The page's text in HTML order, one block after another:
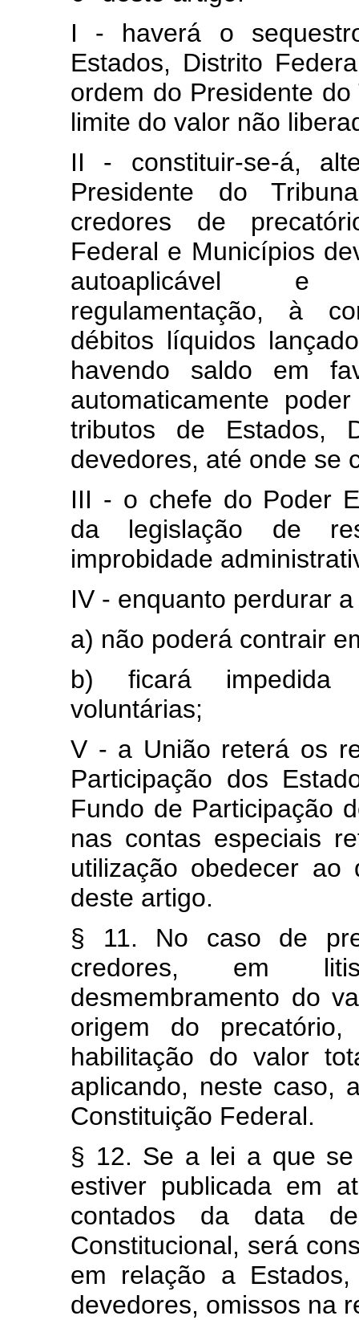
I - haverá o
Estados, Distrito
ordem do Presidente
limite do valor não
II - constituir-se-á,
Presidente do
credores de
Federal e Municípios
autoaplicável e
regulamentação, à
débitos líquidos
havendo saldo em
automaticamente
tributos de Estados,
devedores, até onde se
III - o chefe do Poder
da legislação de
improbidade
IV - enquanto perdurar
a) não poderá contrair
b) ficará impedida
voluntárias;
V - a União reterá os
Participação dos
Fundo de Participação
nas contas especiais
utilização obedecer
deste artigo.
§ 11. No caso de
credores, em
desmembramento do
origem do
habilitação do valor
aplicando, neste caso,
Constituição Federal.
§ 12. Se a lei a que
estiver publicada em
contados da data
Constitucional, será
em relação a
devedores, omissos na